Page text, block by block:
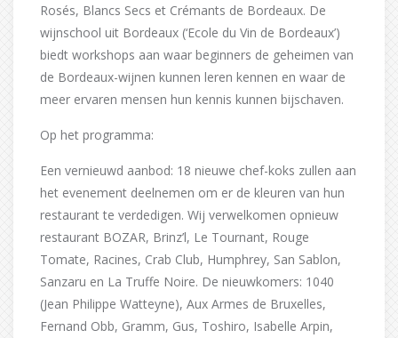
Rosés, Blancs Secs et Crémants de Bordeaux. De
wijnschool uit Bordeaux (‘Ecole du Vin de Bordeaux’)
biedt workshops aan waar beginners de geheimen van
de Bordeaux-wijnen kunnen leren kennen en waar de
meer ervaren mensen hun kennis kunnen bijschaven.
Op het programma:
Een vernieuwd aanbod: 18 nieuwe chef-koks zullen aan
het evenement deelnemen om er de kleuren van hun
restaurant te verdedigen. Wij verwelkomen opnieuw
restaurant BOZAR, Brinz’l, Le Tournant, Rouge
Tomate, Racines, Crab Club, Humphrey, San Sablon,
Sanzaru en La Truffe Noire. De nieuwkomers: 1040
(Jean Philippe Watteyne), Aux Armes de Bruxelles,
Fernand Obb, Gramm, Gus, Toshiro, Isabelle Arpin,